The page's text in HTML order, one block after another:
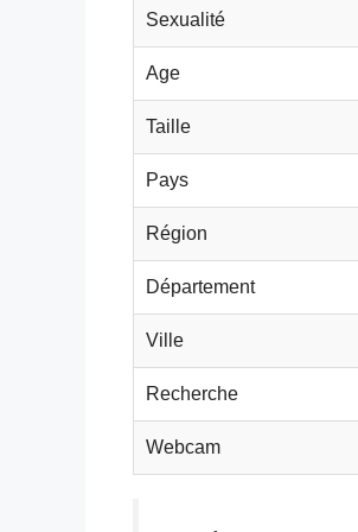
Sexualité
Age
Taille
Pays
Région
Département
Ville
Recherche
Webcam